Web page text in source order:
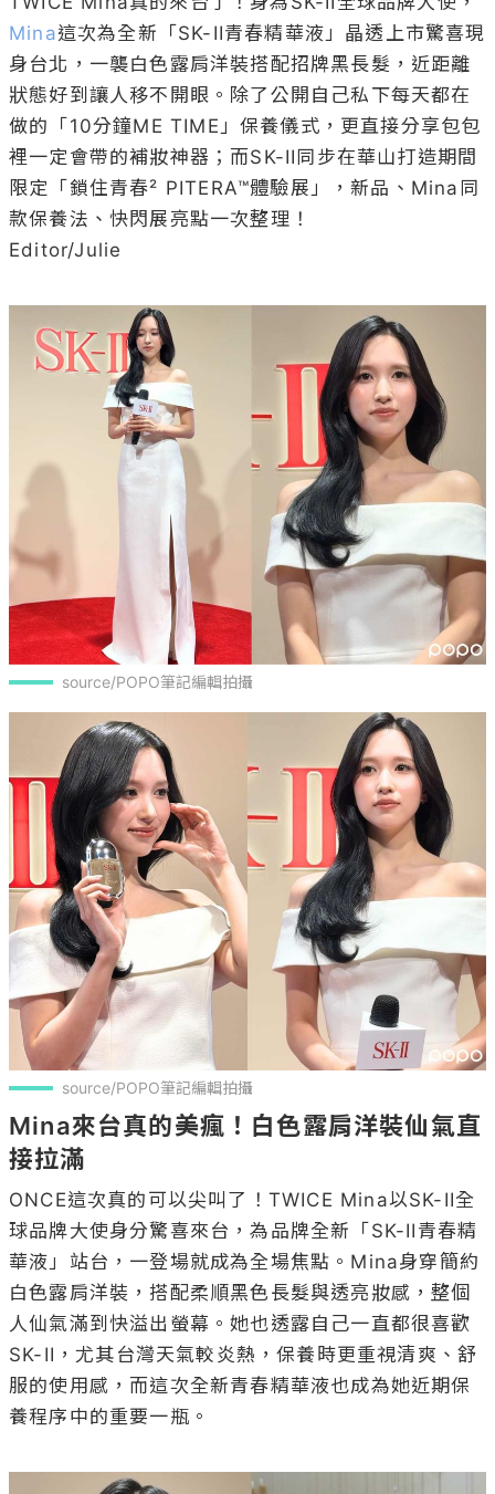
Mina這次為全新「SK-II青春精華液」晶透上市驚喜現
身台北，一襲白色露肩洋裝搭配招牌黑長髮，近距離
狀態好到讓人移不開眼。除了公開自己私下每天都在
做的「10分鐘ME TIME」保養儀式，更直接分享包包
裡一定會帶的補妝神器；而SK-II同步在華山打造期間
限定「鎖住青春² PITERA™體驗展」，新品、Mina同
款保養法、快閃展亮點一次整理！
Editor/Julie
source/POPO筆記編輯拍攝
source/POPO筆記編輯拍攝
Mina來台真的美瘋！白色露肩洋裝仙氣直
接拉滿
ONCE這次真的可以尖叫了！TWICE Mina以SK-II全
球品牌大使身分驚喜來台，為品牌全新「SK-II青春精
華液」站台，一登場就成為全場焦點。Mina身穿簡約
白色露肩洋裝，搭配柔順黑色長髮與透亮妝感，整個
人仙氣滿到快溢出螢幕。她也透露自己一直都很喜歡
SK-II，尤其台灣天氣較炎熱，保養時更重視清爽、舒
服的使用感，而這次全新青春精華液也成為她近期保
養程序中的重要一瓶。